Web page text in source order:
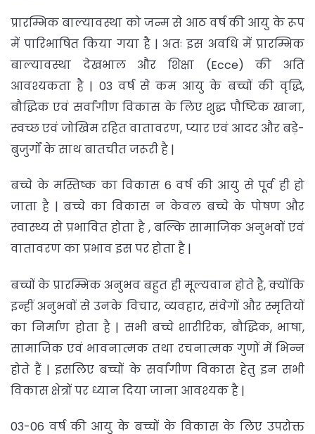
प्रारम्भिक बाल्यावस्था को जन्म से आठ वर्ष की आयु के रूप
में पारिभाषित किया गया है | अतः इस अवधि में प्रारम्भिक
बाल्यावस्था देखभाल और शिक्षा (Ecce) की अति
आवश्यकता है | 03 वर्ष से कम आयु के बच्चों की वृद्धि,
बौद्धिक एवं सर्वांगीण विकास के लिए शुद्ध पौष्टिक खाना,
स्वच्छ एवं जोखिम रहित वातावरण, प्यार एवं आदर और बड़े-
बुजुर्गों के साथ बातचीत जरूरी है |
बच्चे के मस्तिष्क का विकास 6 वर्ष की आयु से पूर्व ही हो
जाता है | बच्चे का विकास न केवल बच्चे के पोषण और
स्वास्थ्य से प्रभावित होता है , बल्कि सामाजिक अनुभवों एवं
वातावरण का प्रभाव इस पर होता है |
बच्चों के प्रारम्भिक अनुभव बहुत ही मूल्यवान होते है, क्योंकि
इन्हीं अनुभवों से उनके विचार, व्यवहार, संवेगों और स्मृतियों
का निर्माण होता है | सभी बच्चे शारीरिक, बौद्धिक, भाषा,
सामाजिक एवं भावनात्मक तथा रचनात्मक गुणों में भिन्न
होते हैं | इसलिए बच्चों के सर्वांगीण विकास हेतु इन सभी
विकास क्षेत्रों पर ध्यान दिया जाना आवश्यक है |
03-06 वर्ष की आयु के बच्चों के विकास के लिए उपरोक्त